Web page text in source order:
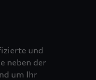
und
neben der
um Ihr